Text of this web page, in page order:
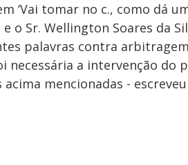
‘Vai tomar no c., como dá
e o Sr. Wellington Soares da
palavras contra
necessária a intervenção do
mencionadas -